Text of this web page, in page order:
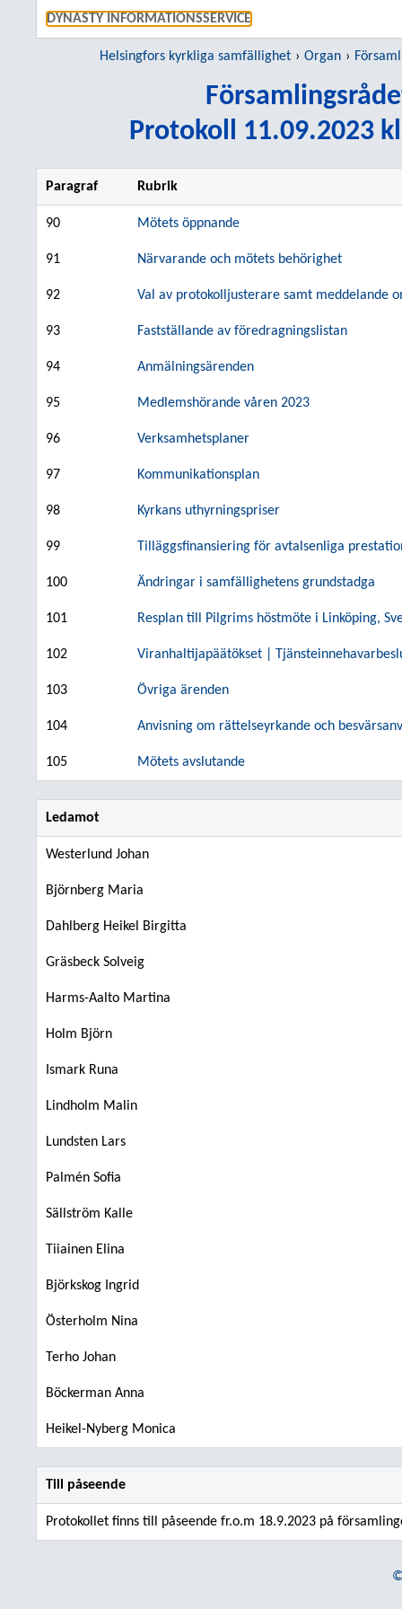
DYNASTY INFORMATIONSSERVICE
Helsingfors kyrkliga samfällighet Organ
Protokoll 11.09.2023
Paragraf Rubrik
90 Mötets öppnande
91 Närvarande och mötets behörighet
92 Val av protokolljusterare samt meddelande
93 Fastställande av föredragningslistan
94 Anmälningsärenden
95 Medlemshörande våren 2023
96 Verksamhetsplaner
97 Kommunikationsplan
98 Kyrkans uthyrningspriser
99 Tilläggsfinansiering för avtalsenliga
100 Ändringar i samfällighetens grundstadga
101 Resplan till Pilgrims höstmöte i Linköping,
102 Viranhaltijapäätökset |
103 Övriga ärenden
104 Anvisning om rättelseyrkande och
105 Mötets avslutande
Ledamot
Westerlund Johan
Björnberg Maria
Dahlberg Heikel Birgitta
Gräsbeck Solveig
Harms-Aalto Martina
Holm Björn
Ismark Runa
Lindholm Malin
Lundsten Lars
Palmén Sofia
Sällström Kalle
Tiiainen Elina
Björkskog Ingrid
Österholm Nina
Terho Johan
Böckerman Anna
Heikel-Nyberg Monica
Till påseende
Protokollet finns till påseende fr.o.m 18.9.2023 på